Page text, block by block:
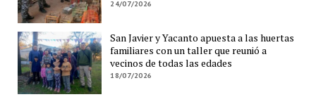
24/07/2026
San Javier y Yacanto apuesta a las huertas
familiares con un taller que reunió a
vecinos de todas las edades
18/07/2026